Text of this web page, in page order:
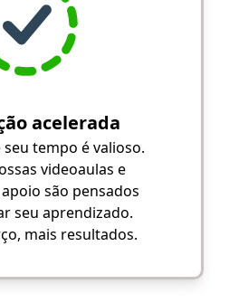
acelerada
tempo é valioso.
videoaulas e
são pensados
seu aprendizado.
mais resultados.